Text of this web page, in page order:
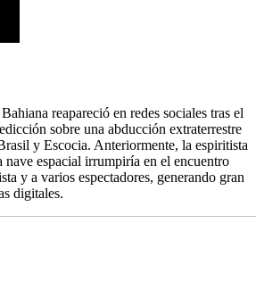
reapareció en redes sociales tras el
sobre una abducción extraterrestre
y Escocia. Anteriormente, la espiritista
nave espacial irrumpiría en el encuentro
y a varios espectadores, generando gran
digitales.